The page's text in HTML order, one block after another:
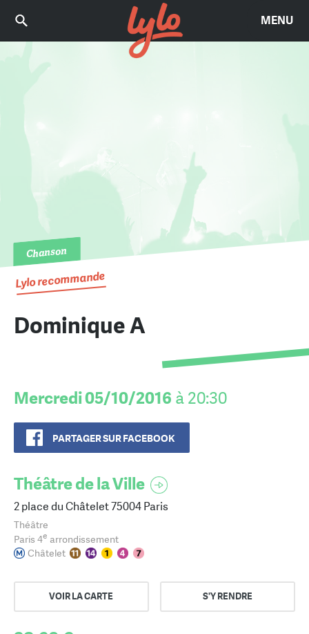
MENU
Chanson
Lylo recommande
Dominique A
Mercredi 05/10/2016 à 20:30
PARTAGER SUR FACEBOOK
Théâtre de la Ville
2 place du Châtelet 75004 Paris
Théâtre
Paris 4e arrondissement
Châtelet
VOIR LA CARTE S'Y RENDRE